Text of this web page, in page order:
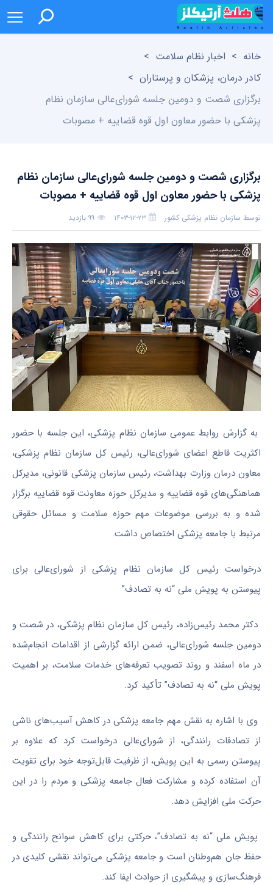
خانه > اخبار نظام سلامت >
کادر درمان، پزشکان و پرستاران >
برگزاری شصت و دومین جلسه شورای‌عالی سازمان نظام
پزشکی با حضور معاون اول قوه قضاییه + مصوبات
برگزاری شصت و دومین جلسه شورای‌عالی سازمان نظام
پزشکی با حضور معاون اول قوه قضاییه + مصوبات
توسط سازمان نظام پزشکی کشور ۱۴۰۳-۱۲-۲۳
۹۹ بازدید
بدون دیدگاه
به گزارش روابط عمومی سازمان نظام پزشکی، این جلسه با حضور
اکثریت قاطع اعضای شورای‌عالی، رئیس کل سازمان نظام پزشکی،
معاون درمان وزارت بهداشت، رئیس سازمان پزشکی قانونی، مدیرکل
هماهنگی‌های قوه قضاییه و مدیرکل حوزه معاونت قوه قضاییه برگزار
شده و به بررسی موضوعات مهم حوزه سلامت و مسائل حقوقی
مرتبط با جامعه پزشکی اختصاص داشت.
درخواست رئیس کل سازمان نظام پزشکی از شورای‌عالی برای
پیوستن به پویش ملی “نه به تصادف”
دکتر محمد رئیس‌زاده، رئیس کل سازمان نظام پزشکی، در شصت و
دومین جلسه شورای‌عالی، ضمن ارائه گزارشی از اقدامات انجام‌شده
در ماه اسفند و روند تصویب تعرفه‌های خدمات سلامت، بر اهمیت
پویش ملی “نه به تصادف” تأکید کرد.
وی با اشاره به نقش مهم جامعه پزشکی در کاهش آسیب‌های ناشی
از تصادفات رانندگی، از شورای‌عالی درخواست کرد که علاوه بر
پیوستن رسمی به این پویش، از ظرفیت قابل‌توجه خود برای تقویت
آن استفاده کرده و مشارکت فعال جامعه پزشکی و مردم را در این
حرکت ملی افزایش دهد.
پویش ملی “نه به تصادف”، حرکتی برای کاهش سوانح رانندگی و
حفظ جان هم‌وطنان است و جامعه پزشکی می‌تواند نقشی کلیدی در
فرهنگ‌سازی و پیشگیری از حوادث ایفا کند.